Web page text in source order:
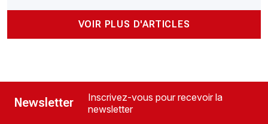
VOIR PLUS D'ARTICLES
Newsletter
Inscrivez-vous pour recevoir la
newsletter